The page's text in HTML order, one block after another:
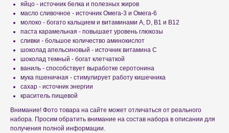
яйцо - источник белка и полезных жиров
масло сливочное - источник Омега-3 и Омега-6
молоко - богато кальцием и витаминами A, D, B1 и B12
паста карамельная - повышает уровень глюкозы
сливки - большое количество аминокислот
шоколад апельсиновый - источник витамина С
шоколад темный - богат клетчаткой
ваниль - способствует выработке серотонина
мука пшеничная - стимулирует работу кишечника
сахар - источник энергии
краситель пищевой
Внимание! Фото товара на сайте может отличаться от реального
набора. Просим обратить внимание на состав набора в описании для
получения полной информации.